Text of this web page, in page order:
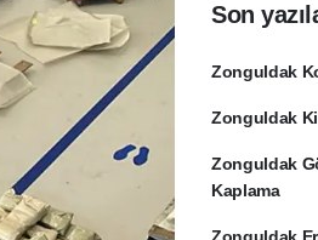
Son
Zonguldak
Zonguldak
Zonguldak
Kaplama